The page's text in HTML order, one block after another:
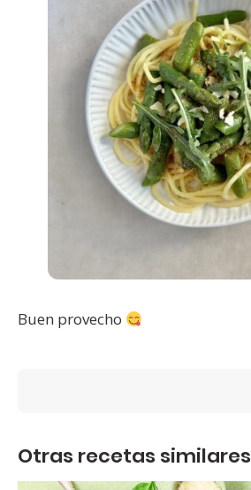
Buen provecho
Otras recetas similares